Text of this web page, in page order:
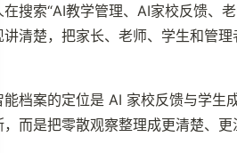
在搜索“AI教学管理、AI家校反馈
讲清楚，把家长、老师、学生和管
能档案的定位是 AI 家校反馈与学
，而是把零散观察整理成更清楚、更